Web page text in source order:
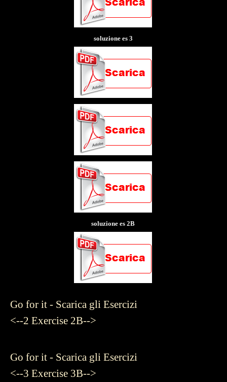
soluzione es 3
soluzione es 2B
Go for it - Scarica gli Esercizi
<--2 Exercise 2B-->
Go for it - Scarica gli Esercizi
<--3 Exercise 3B-->